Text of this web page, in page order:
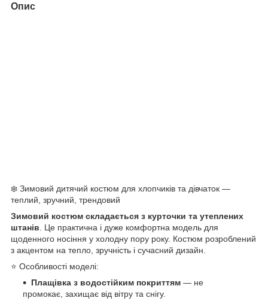
Опис
❄️ Зимовий дитячий костюм для хлопчиків та дівчаток —
теплий, зручний, трендовий
Зимовий костюм складається з курточки та утеплених
штанів . Це практична і дуже комфортна модель для
щоденного носіння у холодну пору року. Костюм розроблений
з акцентом на тепло, зручність і сучасний дизайн.
⭐ Особливості моделі:
Плащівка з водостійким покриттям — не
промокає, захищає від вітру та снігу.